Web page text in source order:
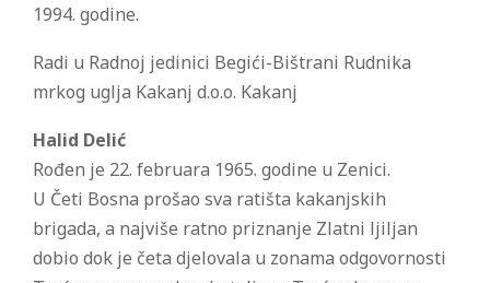
1994. godine.
Radi u Radnoj jedinici Begići-Bištrani Rudnika
mrkog uglja Kakanj d.o.o. Kakanj
Halid Delić
Rođen je 22. februara 1965. godine u Zenici.
U Četi Bosna prošao sva ratišta kakanjskih
brigada, a najviše ratno priznanje Zlatni ljiljan
dobio dok je četa djelovala u zonama odgovornosti